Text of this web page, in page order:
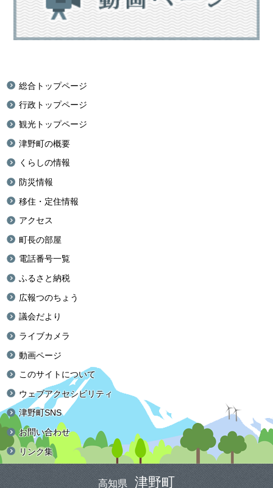
総合トップページ
行政トップページ
観光トップページ
津野町の概要
くらしの情報
防災情報
移住・定住情報
アクセス
町長の部屋
電話番号一覧
ふるさと納税
広報つのちょう
議会だより
ライブカメラ
動画ページ
このサイトについて
ウェブアクセシビリティ
津野町SNS
お問い合わせ
リンク集
高知県 津野町